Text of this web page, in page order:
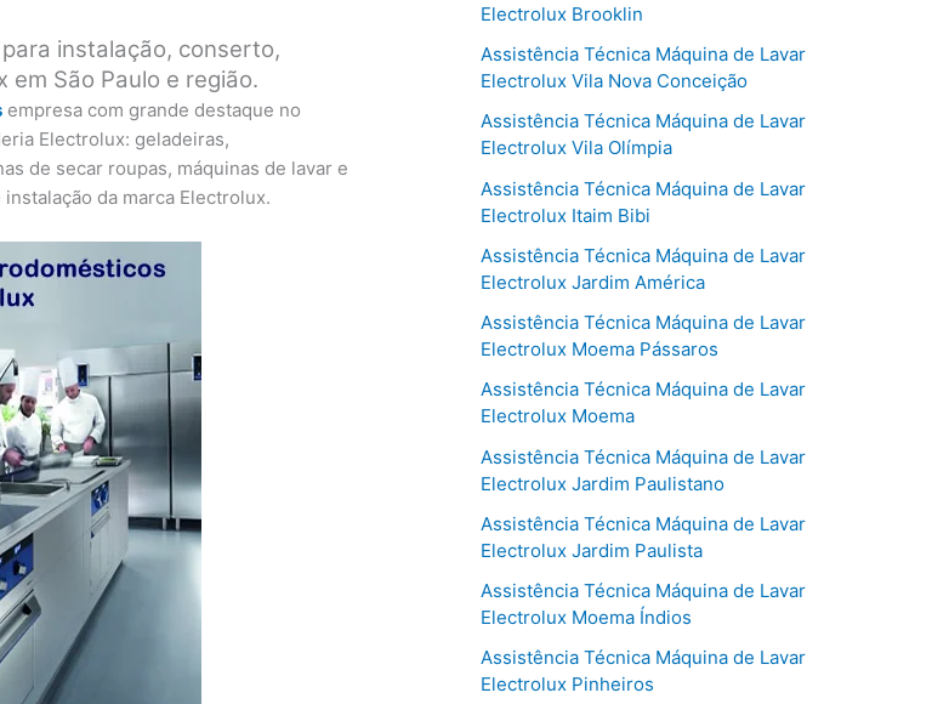
instalação, conserto,
São Paulo e região.
empresa com grande destaque no
Electrolux: geladeiras,
de secar roupas, máquinas de lavar e
da marca Electrolux.
Electrolux Brooklin
Assistência Técnica Máquina de Lavar
Electrolux Vila Nova Conceição
Assistência Técnica Máquina de Lavar
Electrolux Vila Olímpia
Assistência Técnica Máquina de Lavar
Electrolux Itaim Bibi
Assistência Técnica Máquina de Lavar
Electrolux Jardim América
Assistência Técnica Máquina de Lavar
Electrolux Moema Pássaros
Assistência Técnica Máquina de Lavar
Electrolux Moema
Assistência Técnica Máquina de Lavar
Electrolux Jardim Paulistano
Assistência Técnica Máquina de Lavar
Electrolux Jardim Paulista
Assistência Técnica Máquina de Lavar
Electrolux Moema Índios
Assistência Técnica Máquina de Lavar
Electrolux Pinheiros